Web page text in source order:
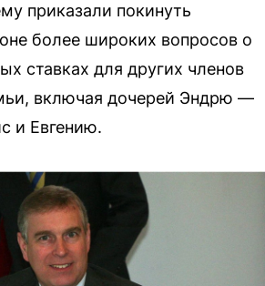
приказали покинуть
более широких вопросов о
ставках для других членов
включая дочерей Эндрю —
и Евгению.